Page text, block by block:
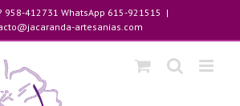
958-412731 WhatsApp 615-921515 |
artesanias.com